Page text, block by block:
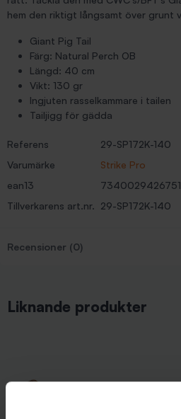
hem den riktigt långsamt över grunt
Giant Pig Tail
Färg: Natural Perch OB
Längd: 40 cm
Vikt: 130 gr
Ingjuten rasselkammare i tailen
Tailjigg för gädda
Referens
29-SP172K-140
Varumärke
Strike Pro
ean13
7340029426751
Tillverkarens art.nr. 29-SP172K-140
Recensioner (0)
Liknande produkter